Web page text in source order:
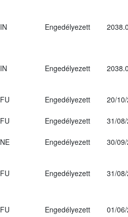
IN Engedélyezett
IN Engedélyezett
FU Engedélyezett
20/
FU Engedélyezett
31/
NE Engedélyezett
30/
FU Engedélyezett 31/
FU Engedélyezett 01/